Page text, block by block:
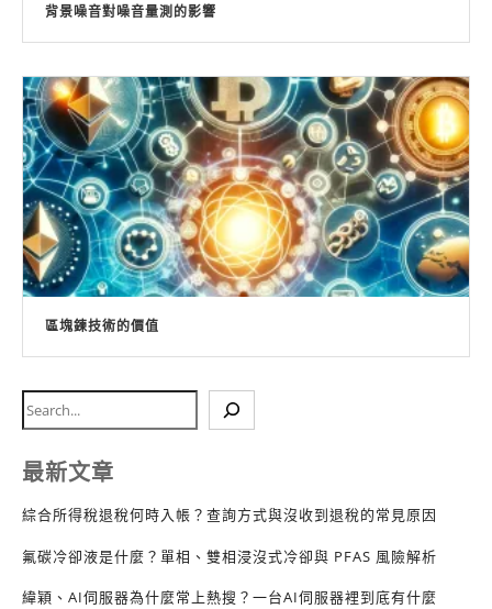
背景噪音對噪音量測的影響
區塊鍊技術的價值
最新文章
綜合所得稅退稅何時入帳？查詢方式與沒收到退稅的常見原因
氟碳冷卻液是什麼？單相、雙相浸沒式冷卻與 PFAS 風險解析
緯穎、AI伺服器為什麼常上熱搜？一台AI伺服器裡到底有什麼